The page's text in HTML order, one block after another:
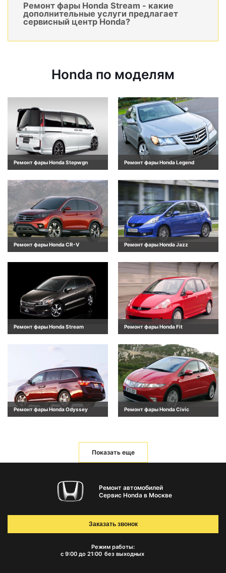
Ремонт фары Honda Stream - какие
дополнительные услуги предлагает
сервисный центр Honda?
Honda по моделям
Ремонт фары Honda Stepwgn Ремонт фары Honda Legend
Ремонт фары Honda CR-V Ремонт фары Honda Jazz
Ремонт фары Honda Stream Ремонт фары Honda Fit
Ремонт фары Honda Odyssey Ремонт фары Honda Civic
Показать еще
Ремонт автомобилей
Сервис Honda в Москве
Режим работы:
с 9:00 до 21:00 без выходных
Заказать звонок